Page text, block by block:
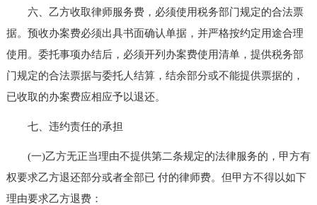
六、乙方收取律师服务费，必须使用税务部门规定的合法票
据。预收办案费必须出具书面确认单据，并严格按约定用途合理
使用。委托事项办结后，必须开列办案费使用清单，提供税务部
门规定的合法票据与委托人结算，结余部分或不能提供票据的，
已收取的办案费应相应予以退还。
七、违约责任的承担
(一)乙方无正当理由不提供第二条规定的法律服务的，甲方有
权要求乙方退还部分或者全部已 付的律师费。但甲方不得以如下
理由要求乙方退费：